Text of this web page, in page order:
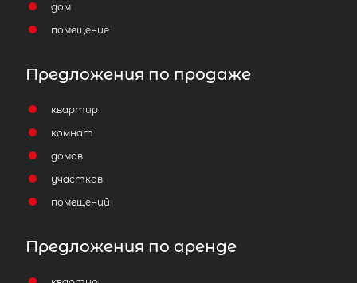
Популярное
дом
помещение
Предложения по продаже
квартир
комнат
домов
участков
помещений
Предложения по аренде